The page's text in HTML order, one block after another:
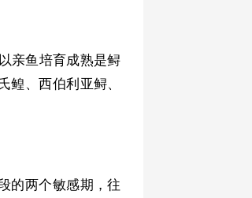
亲鱼培育成熟是鲟
鳇、西伯利亚鲟、
的两个敏感期，往